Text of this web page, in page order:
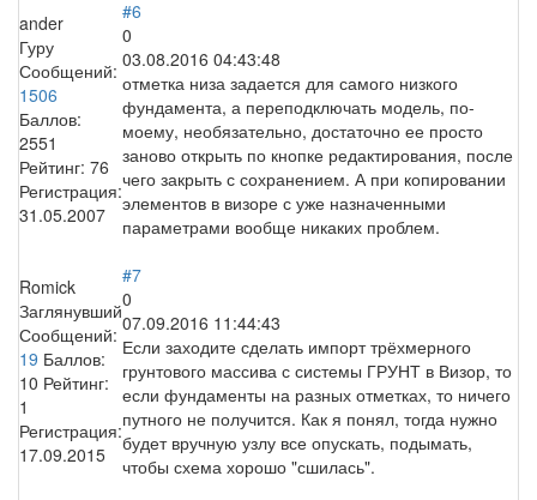
ander
Гуру
Сообщений:
1506
Баллов:
2551
Рейтинг: 76
Регистрация:
31.05.2007
#6
0
03.08.2016 04:43:48
отметка низа задается для самого низкого
фундамента, а переподключать модель, по-
моему, необязательно, достаточно ее просто
заново открыть по кнопке редактирования, после
чего закрыть с сохранением. А при копировании
элементов в визоре с уже назначенными
параметрами вообще никаких проблем.
Romick
Заглянувший
Сообщений:
19 Баллов:
10 Рейтинг:
1
Регистрация:
17.09.2015
#7
0
07.09.2016 11:44:43
Если заходите сделать импорт трёхмерного
грунтового массива с системы ГРУНТ в Визор, то
если фундаменты на разных отметках, то ничего
путного не получится. Как я понял, тогда нужно
будет вручную узлу все опускать, подымать,
чтобы схема хорошо "сшилась".